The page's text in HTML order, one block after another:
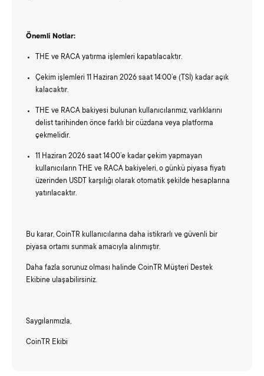
Önemli Notlar:
THE ve RACA yatırma işlemleri kapatılacaktır.
Çekim işlemleri 11 Haziran 2026 saat 14:00’e (TSİ) kadar açık
kalacaktır.
THE ve RACA bakiyesi bulunan kullanıcılarımız, varlıklarını
delist tarihinden önce farklı bir cüzdana veya platforma
çekmelidir.
11 Haziran 2026 saat 14:00’e kadar çekim yapmayan
kullanıcıların THE ve RACA bakiyeleri, o günkü piyasa fiyatı
üzerinden USDT karşılığı olarak otomatik şekilde hesaplarına
yatırılacaktır.
Bu karar, CoinTR kullanıcılarına daha istikrarlı ve güvenli bir
piyasa ortamı sunmak amacıyla alınmıştır.
Daha fazla sorunuz olması halinde CoinTR Müşteri Destek
Ekibine ulaşabilirsiniz.
Saygılarımızla,
CoinTR Ekibi